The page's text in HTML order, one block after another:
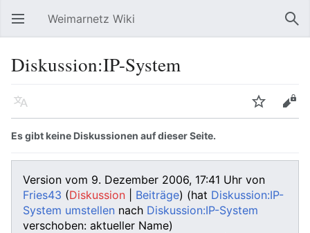
Hauptmenü öffnen Weimarnetz Wiki
Diskussion:IP-System
Sprache Beobachten Bearbeiten
Es gibt keine Diskussionen auf dieser Seite.
Version vom 9. Dezember 2006, 17:41 Uhr von
Fries43 (Diskussion Beiträge) (hat Diskussion:IP-
System umstellen nach Diskussion:IP-System
verschoben: aktueller Name)